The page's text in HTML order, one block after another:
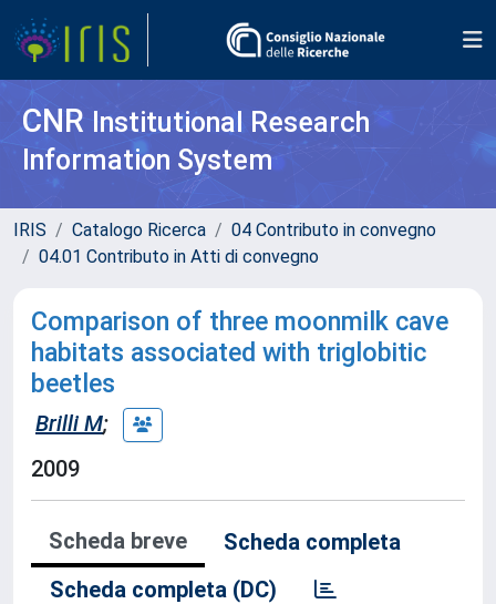
CNR Institutional Research
Information System
IRIS Catalogo Ricerca
04 Contributo in convegno
04.01 Contributo in Atti di convegno
Comparison of three moonmilk cave
habitats associated with triglobitic
beetles
Brilli M;
2009
Scheda breve
Scheda completa
Scheda completa (DC)